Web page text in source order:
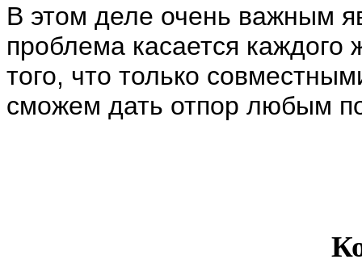
В этом деле очень важным
проблема касается каждого
того, что только
сможем дать отпор любым